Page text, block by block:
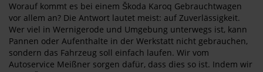
Worauf kommt es bei einem Škoda Karoq Gebrauchtwagen
vor allem an? Die Antwort lautet meist: auf Zuverlässigkeit.
Wer viel in Wernigerode und Umgebung unterwegs ist, kann
Pannen oder Aufenthalte in der Werkstatt nicht gebrauchen,
sondern das Fahrzeug soll einfach laufen. Wir vom
Autoservice Meißner sorgen dafür, dass dies so ist. Indem wir